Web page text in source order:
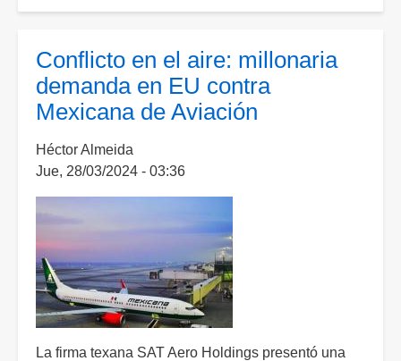
transporte
y
turismo
cargo
de
la
retos
administrativos
Conflicto en el aire: millonaria
demanda en EU contra
Mexicana de Aviación
Héctor Almeida
Jue, 28/03/2024 - 03:36
La firma texana SAT Aero Holdings presentó una